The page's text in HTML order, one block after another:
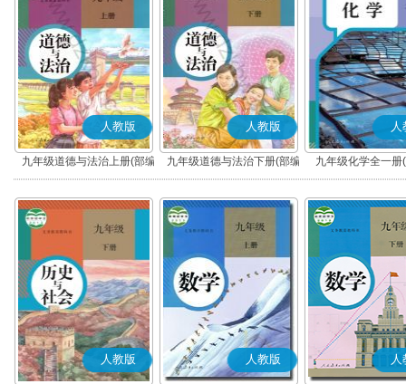
人教版
九年级道德与法治上册(部编
版)
人教版
九年级道德与法治下册(部编
版)
人
九年级化学全一册
版)
人教版 人教版 人